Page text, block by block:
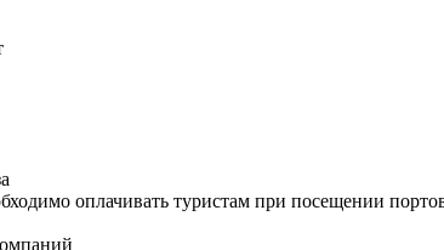
оплачивать туристам при посещении